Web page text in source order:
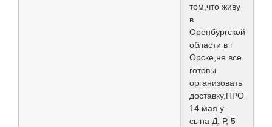
том,что живу
в
Оренбургской
области в г
Орске,не все
готовы
организовать
доставку,ПРОШУ
14 мая у
сына Д, Р, 5